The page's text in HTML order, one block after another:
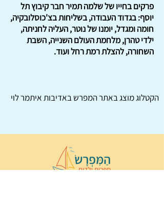
פרקים בחייו של שלמה תמיר חבר קיבוץ תל
יוסף: בגדוד העבודה, בשליחות בצ'כוסלובקיה,
חומה ומגדל, יומנו של נוטר, העליה לחניתה,
ילדי טהרן, מלחמת העולם השנייה, השבת
השחורה, להצלת רמת רחל ועוד.
הקטלוג מוצג באתרהמפרשבאדיבות איתמר לוי